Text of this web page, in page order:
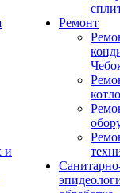
и
Ремонт